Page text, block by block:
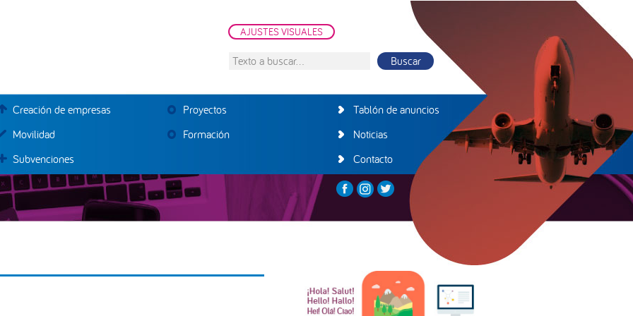
AJUSTES VISUALES
Texto
Creación de empresas
Movilidad
Subvenciones
Proyectos
Formación
Tablón de anuncios
Noticias
Contacto
Barra
lateral